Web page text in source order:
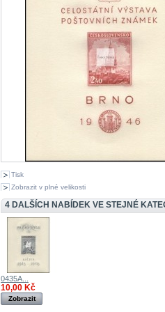
Tisk
Zobrazit v plné velikosti
4 DALŠÍCH NABÍDEK VE STEJNÉ
0435A...
10,00 Kč
Zobrazit